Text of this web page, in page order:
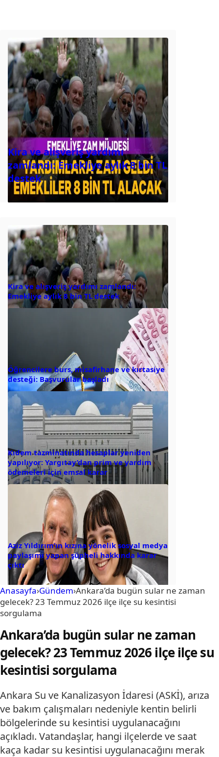
Kira ve alışveriş yardımı
zamlandı: Emekliye aylık 8 bin TL
destek
Kira ve alışveriş yardımı zamlandı:
Emekliye aylık 8 bin TL destek
Öğrencilere burs, misafirhane ve kırtasiye
desteği: Başvurular başladı
Kıdem tazminatında hesaplar yeniden
yapılıyor: Yargıtay’dan prim ve yardım
ödemeleri için emsal karar
Aziz Yıldırım’ın kızına yönelik sosyal medya
paylaşımı yapan şüpheli hakkında karar
çıktı
Anasayfa›Gündem›Ankara’da bugün sular ne zaman
gelecek? 23 Temmuz 2026 ilçe ilçe su kesintisi
sorgulama
Ankara’da bugün sular ne zaman
gelecek? 23 Temmuz 2026 ilçe ilçe su
kesintisi sorgulama
Ankara Su ve Kanalizasyon İdaresi (ASKİ), arıza
ve bakım çalışmaları nedeniyle kentin belirli
bölgelerinde su kesintisi uygulanacağını
açıkladı. Vatandaşlar, hangi ilçelerde ve saat
kaça kadar su kesintisi uygulanacağını merak